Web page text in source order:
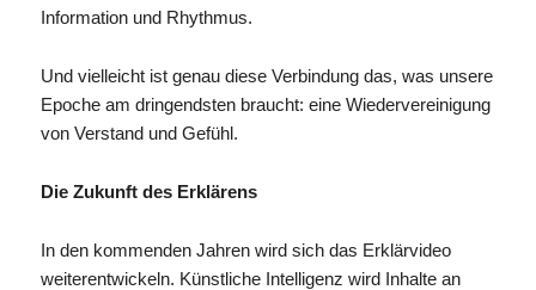
Information und Rhythmus.
Und vielleicht ist genau diese Verbindung das, was unsere
Epoche am dringendsten braucht: eine Wiedervereinigung
von Verstand und Gefühl.
Die Zukunft des Erklärens
In den kommenden Jahren wird sich das Erklärvideo
weiterentwickeln. Künstliche Intelligenz wird Inhalte an